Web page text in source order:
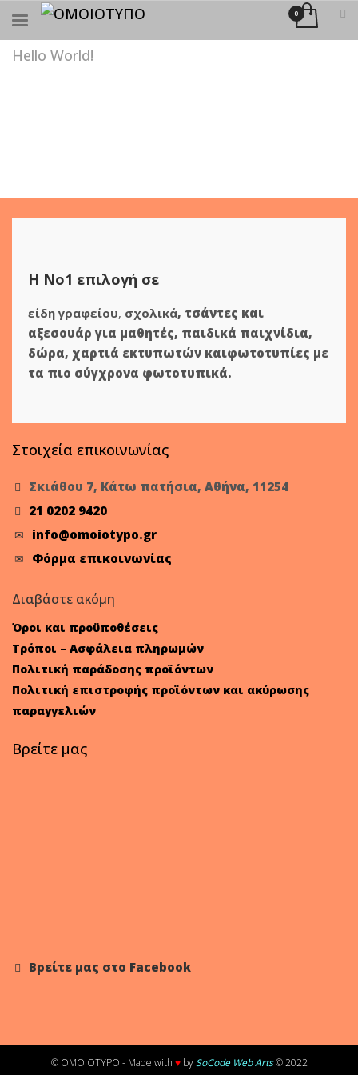
ΑΝΑΖΉΤΗΣΗ
Hello World!
Η Νο1 επιλογή σε
είδη γραφείου, σχολικά, τσάντες και
αξεσουάρ για μαθητές, παιδικά παιχνίδια,
δώρα, χαρτιά εκτυπωτών καιφωτοτυπίες με
τα πιο σύγχρονα φωτοτυπικά.
Στοιχεία επικοινωνίας
Σκιάθου 7, Κάτω πατήσια, Αθήνα, 11254
21 0202 9420
info@omoiotypo.gr
Φόρμα επικοινωνίας
Διαβάστε ακόμη
Όροι και προϋποθέσεις
Τρόποι – Ασφάλεια πληρωμών
Πολιτική παράδοσης προϊόντων
Πολιτική επιστροφής προϊόντων και ακύρωσης
παραγγελιών
Βρείτε μας
Βρείτε μας στο Facebook
© OMOIOTYPO - Made with ♥bySoCode Web Arts© 2022